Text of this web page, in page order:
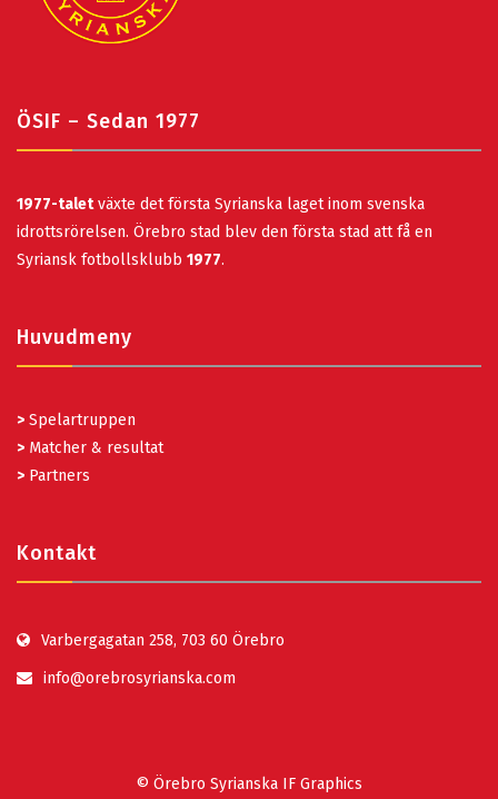
ÖSIF – Sedan 1977
1977-taletväxte det första Syrianska laget inom svenska
idrottsrörelsen. Örebro stad blev den första stad att få en
Syriansk fotbollsklubb 1977.
Huvudmeny
> Spelartruppen
> Matcher & resultat
> Partners
Kontakt
Varbergagatan 258, 703 60 Örebro
info@orebrosyrianska.com
© Örebro Syrianska IF Graphics